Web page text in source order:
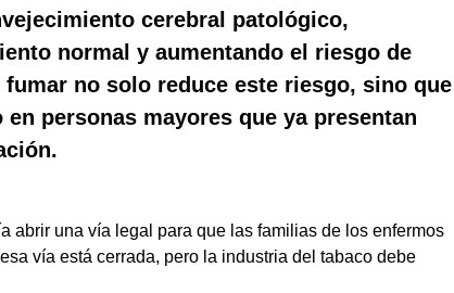
cerebral patológico,
normal y aumentando el riesgo de
no solo reduce este riesgo, sino que
personas mayores que ya presentan
abrir una vía legal para que las familias de los enfermos
vía está cerrada, pero la industria del tabaco debe